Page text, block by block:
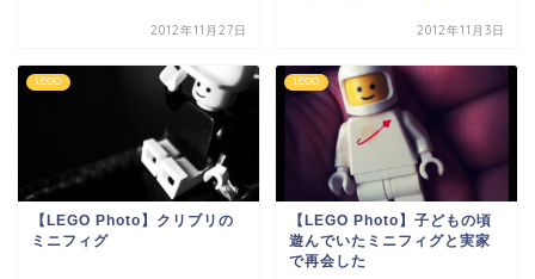
2012年11月27日 2012年11月3日
LEGO
【LEGO Photo】クリブリの
ミニフィグ
LEGO
【LEGO Photo】子どもの頃
遊んでいたミニフィグと実家
で再会した